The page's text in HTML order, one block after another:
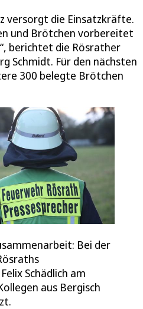
versorgt die Einsatzkräfte.
und Brötchen vorbereitet
berichtet die Rösrather
Schmidt. Für den nächsten
300 belegte Brötchen
Bei der
Schädlich am
aus Bergisch